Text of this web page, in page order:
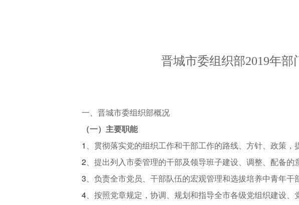
晋城市委组织部2019年部
一、 晋城市委组织部概况
（一）主要职能
1 、贯彻落实党的组织工作和干部工作的路线、方针、政策，
2、提出列入市委管理的干部及领导班子建设、调整、配备的
3 、负责全市党员、干部队伍的宏观管理和选拔培养中青年干
4、按照党章规定，协调、规划和指导全市各级党组织建设、